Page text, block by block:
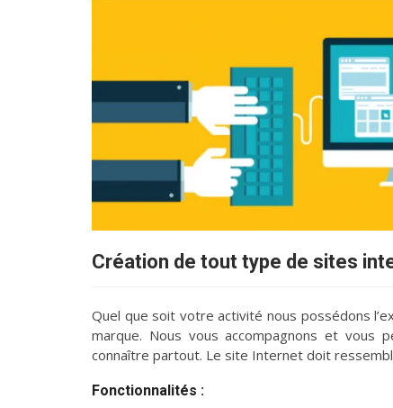
Création de tout type de sites
Quel que soit votre activité nous possédons
marque. Nous vous accompagnons et
connaître partout. Le site Internet doit
Fonctionnalités :